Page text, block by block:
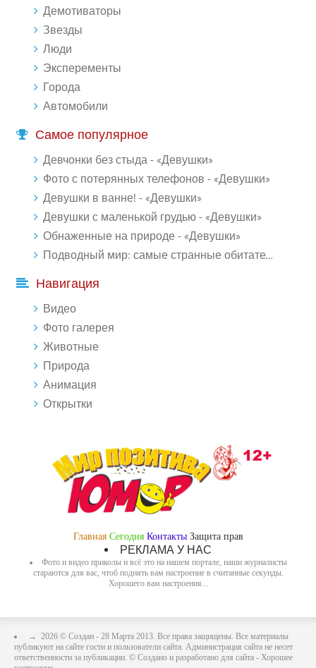
Демотиваторы
Звезды
Люди
Эксперементы
Города
Автомобили
Самое популярное
Девчонки без стыда - «Девушки»
Фото с потерянных телефонов - «Девушки»
Девушки в ванне! - «Девушки»
Девушки с маленькой грудью - «Девушки»
Обнаженные на природе - «Девушки»
Подводный мир: самые странные обитатели океана (18 фото)
Навигация
Видео
Фото галерея
Животные
Природа
Анимация
Открытки
Главная Сегодня Контакты Защита прав
РЕКЛАМА У НАС
Фото и видео приколы и всё это на нашем портале, наши журналисты
стараются для вас, чтоб поднять вам настроение в считанные секунды.
Хорошего вам настроения...
→ 2026 © Создан - 28 Марта 2013. Все права защищены. Все материалы
публикуют на сайте гости и пользователи сайта. Администрация сайта не несет
ответственности за публикации. © Создано и разработано для сайта - Хорошее